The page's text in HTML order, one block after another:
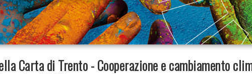
Carta di Trento - Cooperazione e cambiamento